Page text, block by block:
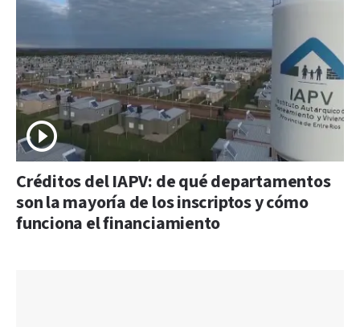
Créditos del IAPV: de qué departamentos
son la mayoría de los inscriptos y cómo
funciona el financiamiento